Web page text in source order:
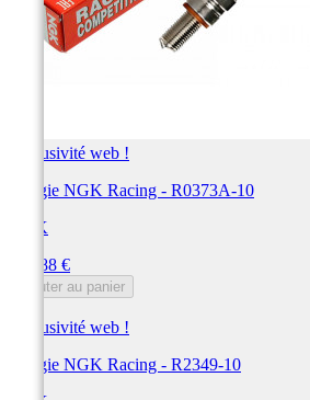
Exclusivité web !
Bougie NGK Racing - R0373A-10
NGK
182,88 €
Ajouter au panier
Exclusivité web !
Bougie NGK Racing - R2349-10